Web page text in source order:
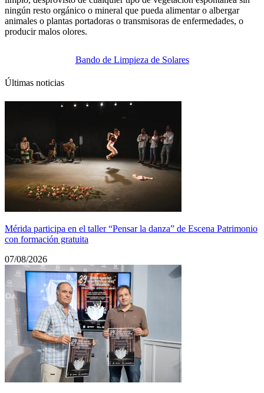
ningún resto orgánico o mineral que pueda alimentar o albergar
animales o plantas portadoras o transmisoras de enfermedades, o
producir malos olores.
Bando de Limpieza de Solares
Últimas noticias
Mérida participa en el taller “Pensar la danza” de Escena Patrimonio
con formación gratuita
07/08/2026